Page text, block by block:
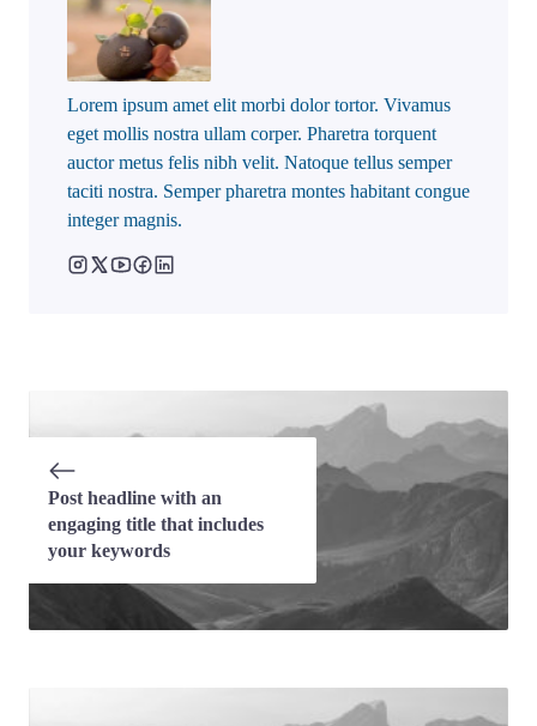
Lorem ipsum amet elit morbi dolor tortor. Vivamus
eget mollis nostra ullam corper. Pharetra torquent
auctor metus felis nibh velit. Natoque tellus semper
taciti nostra. Semper pharetra montes habitant congue
integer magnis.
Post headline with an
engaging title that includes
your keywords